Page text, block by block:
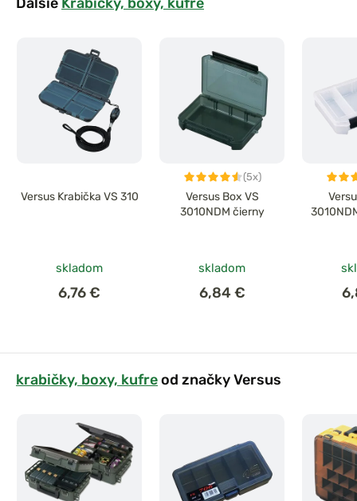
Versus Krabička VS 310
skladom
6,76 €
(5x)
Versus Box VS
3010NDM čierny
skladom
6,84 €
krabičky, boxy, kufreod značky Versus